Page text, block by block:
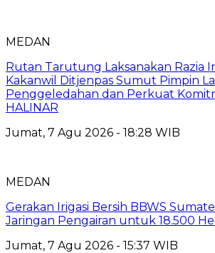
MEDAN
Rutan Tarutung Laksanakan Razia
Kakanwil Ditjenpas Sumut Pimpin
Penggeledahan dan Perkuat
HALINAR
Jumat, 7 Agu 2026 - 18:28 WIB
MEDAN
Gerakan Irigasi Bersih BBWS
Jaringan Pengairan untuk 18.500
Jumat, 7 Agu 2026 - 15:37 WIB